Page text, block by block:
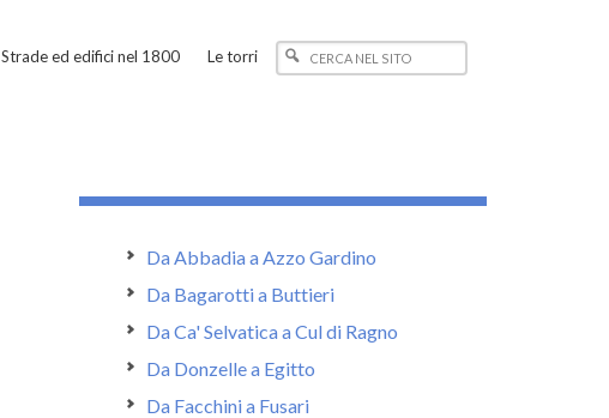
Strade ed edifici nel 1800 Le torri
Da Abbadia a Azzo Gardino
Da Bagarotti a Buttieri
Da Ca' Selvatica a Cul di Ragno
Da Donzelle a Egitto
Da Facchini a Fusari